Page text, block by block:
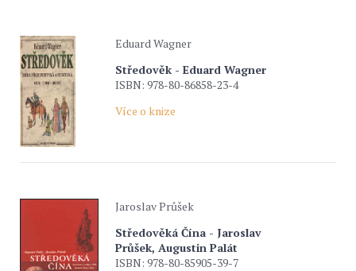
Eduard Wagner
Středověk - Eduard Wagner
ISBN: 978-80-86858-23-4
Více o knize
Jaroslav Průšek
Středověká Čína - Jaroslav
Průšek, Augustin Palát
ISBN: 978-80-85905-39-7